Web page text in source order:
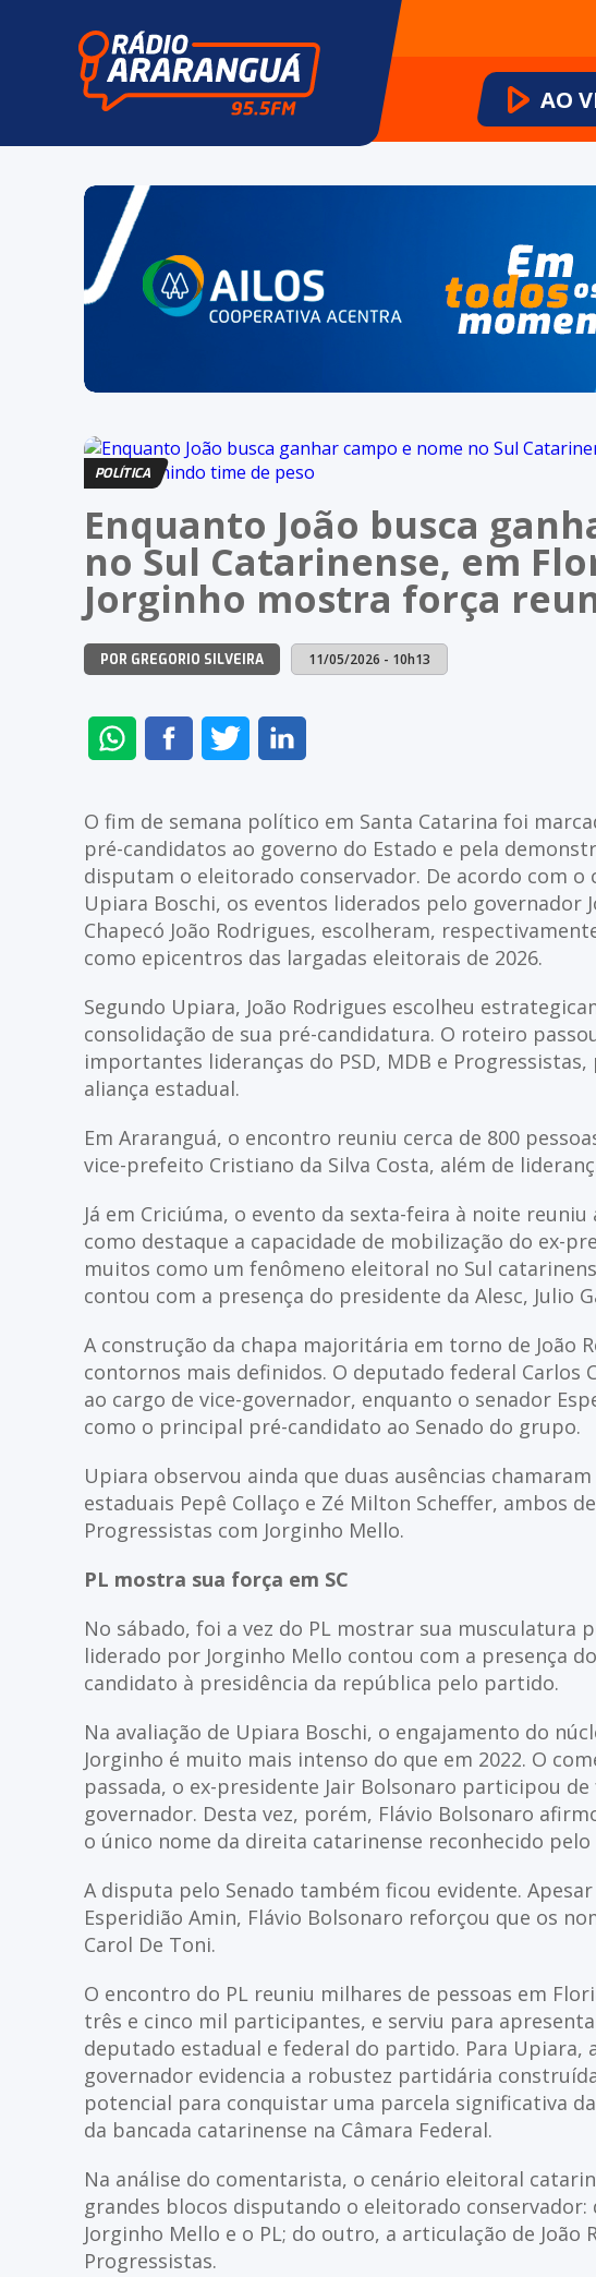
AO
POLÍTICA
Enquanto João busca
no Sul Catarinense, em
Jorginho mostra força
POR GREGORIO SILVEIRA 11/05/2026 - 10h13
ENVIAR
NO
COMPARTILHAR
NO
COMPARTILHAR
NO
O fim de semana político em Santa Catarina foi
pré-candidatos ao governo do Estado e pela
disputam o eleitorado conservador. De acordo com o
Upiara Boschi, os eventos liderados pelo governador
Chapecó João Rodrigues, escolheram,
como epicentros das largadas eleitorais de 2026.
Segundo Upiara, João Rodrigues escolheu
consolidação de sua pré-candidatura. O roteiro
importantes lideranças do PSD, MDB e
aliança estadual.
Em Araranguá, o encontro reuniu cerca de 800
vice-prefeito Cristiano da Silva Costa, além de
Já em Criciúma, o evento da sexta-feira à noite
como destaque a capacidade de mobilização do ex-
muitos como um fenômeno eleitoral no Sul
contou com a presença do presidente da Alesc, Julio
A construção da chapa majoritária em torno de João
contornos mais definidos. O deputado federal Carlos
ao cargo de vice-governador, enquanto o senador
como o principal pré-candidato ao Senado do grupo.
Upiara observou ainda que duas ausências
estaduais Pepê Collaço e Zé Milton Scheffer, ambos
Progressistas com Jorginho Mello.
PL mostra sua força em SC
No sábado, foi a vez do PL mostrar sua musculatura
liderado por Jorginho Mello contou com a presença
candidato à presidência da república pelo partido.
Na avaliação de Upiara Boschi, o engajamento do
Jorginho é muito mais intenso do que em 2022. O
passada, o ex-presidente Jair Bolsonaro participou
governador. Desta vez, porém, Flávio Bolsonaro
o único nome da direita catarinense reconhecido
A disputa pelo Senado também ficou evidente.
Esperidião Amin, Flávio Bolsonaro reforçou que os
Carol De Toni.
O encontro do PL reuniu milhares de pessoas em
três e cinco mil participantes, e serviu para
deputado estadual e federal do partido. Para
governador evidencia a robustez partidária
potencial para conquistar uma parcela significativa
da bancada catarinense na Câmara Federal.
Na análise do comentarista, o cenário eleitoral
grandes blocos disputando o eleitorado
Jorginho Mello e o PL; do outro, a articulação de João
Progressistas.